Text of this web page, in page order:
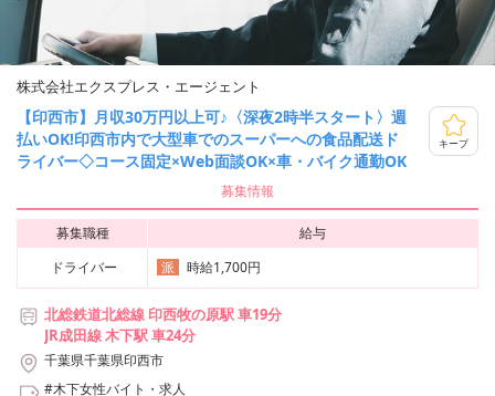
株式会社エクスプレス・エージェント
【印西市】月収30万円以上可♪〈深夜2時半スタート〉週
払いOK!印西市内で大型車でのスーパーへの食品配送ド
ライバー◇コース固定×Web面談OK×車・バイク通勤OK
キープ
募集情報
募集職種
給与
ドライバー
派 時給1,700円
北総鉄道北総線 印西牧の原駅 車19分
JR成田線 木下駅 車24分
千葉県千葉県印西市
#木下女性バイト・求人